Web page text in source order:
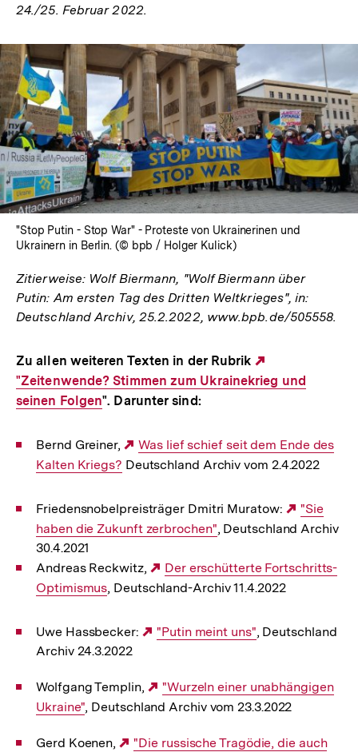
24./25. Februar 2022.
"Stop Putin - Stop War" - Proteste von Ukrainerinen und
Ukrainern in Berlin. (© bpb / Holger Kulick)
Zitierweise: Wolf Biermann, "Wolf Biermann über
Putin: Am ersten Tag des Dritten Weltkrieges", in:
Deutschland Archiv, 25.2.2022, www.bpb.de/505558.
Zu allen weiteren Texten in der Rubrik
Externer
Link:
"Zeitenwende? Stimmen zum Ukrainekrieg und
seinen Folgen". Darunter sind:
Bernd Greiner,
Externer
Link:
Was lief schief seit dem Ende des
Kalten Kriegs? Deutschland Archiv vom 2.4.2022
Friedensnobelpreisträger Dmitri Muratow:
Externer
Link:
"Sie
haben die Zukunft zerbrochen", Deutschland Archiv
30.4.2021
Andreas Reckwitz,
Externer
Link:
Der erschütterte Fortschritts-
Optimismus, Deutschland-Archiv 11.4.2022
Uwe Hassbecker:
Externer
"Putin meint uns", Deutschland
Archiv 24.3.2022
Wolfgang Templin,
Externer
Link:
"Wurzeln einer unabhängigen
Ukraine", Deutschland Archiv vom 23.3.2022
Gerd Koenen,
Externer
"Die russische Tragödie, die auch